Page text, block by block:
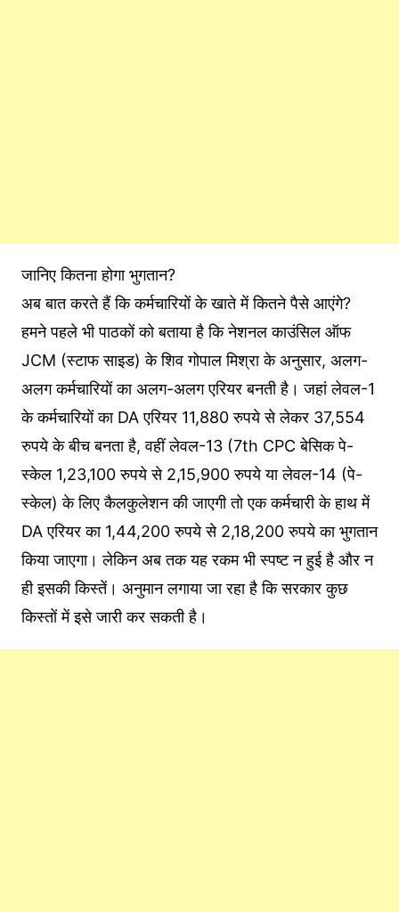
जानिए कितना होगा भुगतान?
अब बात करते हैं कि कर्मचारियों के खाते में कितने पैसे आएंगे?
हमने पहले भी पाठकों को बताया है कि नेशनल काउंसिल ऑफ
JCM (स्टाफ साइड) के शिव गोपाल मिश्रा के अनुसार, अलग-
अलग कर्मचारियों का अलग-अलग एरियर बनती है। जहां लेवल-1
के कर्मचारियों का DA एरियर 11,880 रुपये से लेकर 37,554
रुपये के बीच बनता है, वहीं लेवल-13 (7th CPC बेसिक पे-
स्केल 1,23,100 रुपये से 2,15,900 रुपये या लेवल-14 (पे-
स्केल) के लिए कैलकुलेशन की जाएगी तो एक कर्मचारी के हाथ में
DA एरियर का 1,44,200 रुपये से 2,18,200 रुपये का भुगतान
किया जाएगा। लेकिन अब तक यह रकम भी स्पष्ट न हुई है और न
ही इसकी किस्तें। अनुमान लगाया जा रहा है कि सरकार कुछ
किस्तों में इसे जारी कर सकती है।